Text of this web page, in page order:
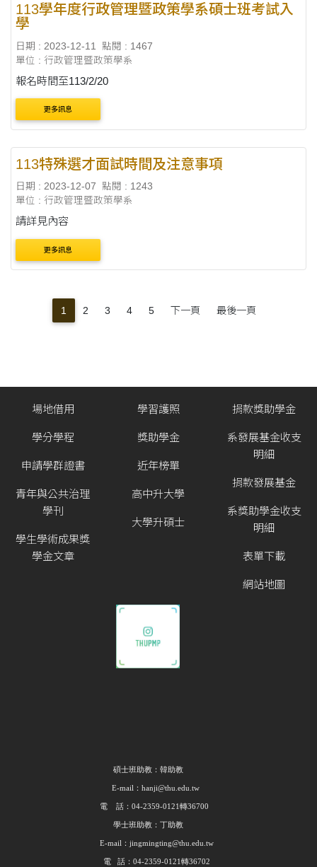
113學年度行政管理暨政策學系碩士班考試入
學
日期 : 2023-12-11
點閱 : 1467
單位 : 行政管理暨政策學系
報名時間至113/2/20
更多訊息
113特殊選才面試時間及注意事項
日期 : 2023-12-07
點閱 : 1243
單位 : 行政管理暨政策學系
請詳見內容
更多訊息
1 2 3 4 5 下一頁 最後一頁
場地借用
學分學程
申請學群證書
青年與公共治理
學刊
學生學術成果獎
學金文章
學習護照
獎助學金
近年榜單
高中升大學
大學升碩士
捐款獎助學金
系發展基金收支
明細
捐款發展基金
系獎助學金收支
明細
表單下載
網站地圖
碩士班助教：韓助教
E-mail：hanji@thu.edu.tw
電 話：04-2359-0121轉36700
學士班助教：丁助教
E-mail：jingmingting@thu.edu.tw
電 話：04-2359-0121轉36702